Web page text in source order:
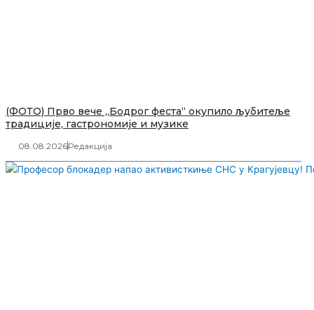
(ФОТО) Прво вече „Бодрог феста“ окупило љубитеље
традиције, гастрономије и музике
08.08.2026Редакција